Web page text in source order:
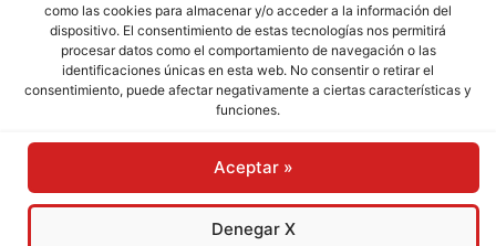
como las cookies para almacenar y/o acceder a la información del
dispositivo. El consentimiento de estas tecnologías nos permitirá
procesar datos como el comportamiento de navegación o las
identificaciones únicas en esta web. No consentir o retirar el
consentimiento, puede afectar negativamente a ciertas características y
funciones.
Aceptar »
Denegar X
Director: José Mª Pagador- Subdirectora: Rosa Puch
José María Pagador Otero - Wikipedia
Para preservar nuestra independencia,
admite publicidad ni subvenciones o ayudas públicas o
privadas. Ninguno de nuestros directivos, redactores y
colaboradores percibe remuneración alguna. Realizamos
nuestro trabajo por amor al periodismo, a la verdad y a la
libertad y en solidaridad con la ciudadanía.